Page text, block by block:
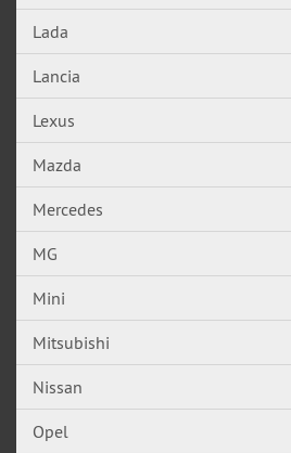
Lada
Lancia
Lexus
Mazda
Mercedes
MG
Mini
Mitsubishi
Nissan
Opel